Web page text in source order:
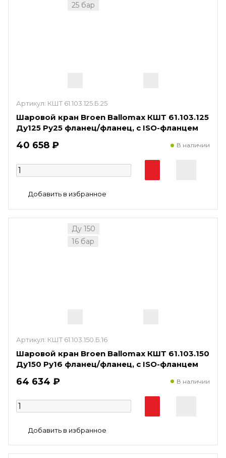
25 бар
Артикул: КШТ 61.103.125.Б.25
Шаровой кран Broen Ballomax КШТ 61.103.125
Ду125 Ру25 фланец/фланец, с ISO-фланцем
40 658 ₽ В наличии
Ду 150
16 бар
Артикул: КШТ 61.103.150.Б.16
Шаровой кран Broen Ballomax КШТ 61.103.150
Ду150 Ру16 фланец/фланец, с ISO-фланцем
64 634 ₽ В наличии